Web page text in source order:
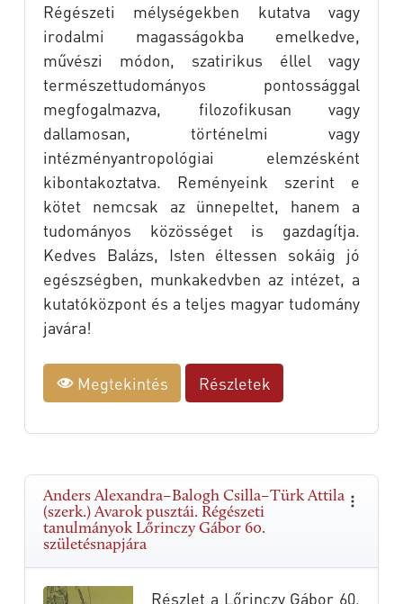
Régészeti mélységekben kutatva vagy
irodalmi magasságokba emelkedve,
művészi módon, szatirikus éllel vagy
természettudományos pontossággal
megfogalmazva, filozofikusan vagy
dallamosan, történelmi vagy
intézményantropológiai elemzésként
kibontakoztatva. Reményeink szerint e
kötet nemcsak az ünnepeltet, hanem a
tudományos közösséget is gazdagítja.
Kedves Balázs, Isten éltessen sokáig jó
egészségben, munkakedvben az intézet, a
kutatóközpont és a teljes magyar tudomány
javára!
Megtekintés Részletek
Anders Alexandra–Balogh Csilla–Türk Attila
(szerk.) Avarok pusztái. Régészeti
tanulmányok Lőrinczy Gábor 60.
születésnapjára
Részlet a Lőrinczy Gábor 60.